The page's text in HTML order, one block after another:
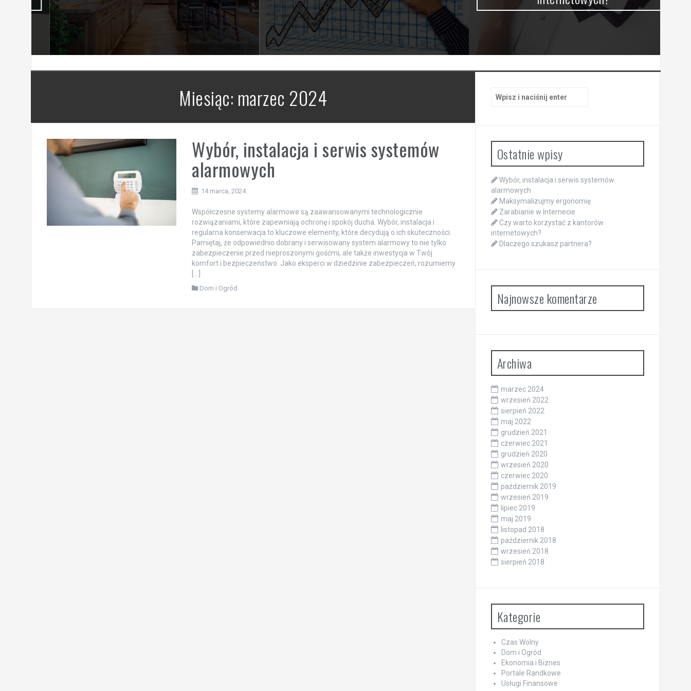
Miesiąc: marzec 2024
Wybór, instalacja i serwis systemów
alarmowych
14 marca, 2024
Współczesne systemy alarmowe są zaawansowanymi technologicznie
rozwiązaniami, które zapewniają ochronę i spokój ducha. Wybór, instalacja i
regularna konserwacja to kluczowe elementy, które decydują o ich skuteczności.
Pamiętaj, że odpowiednio dobrany i serwisowany system alarmowy to nie tylko
zabezpieczenie przed nieproszonymi gośćmi, ale także inwestycja w Twój
komfort i bezpieczeństwo. Jako eksperci w dziedzinie zabezpieczeń, rozumiemy
Dom i Ogród
Ostatnie wpisy
Wybór, instalacja i serwis systemów
alarmowych
Maksymalizujmy ergonomię
Zarabianie w Internecie
Czy warto korzystać z kantorów
internetowych?
Dlaczego szukasz partnera?
Najnowsze komentarze
Archiwa
marzec 2024
wrzesień 2022
sierpień 2022
maj 2022
grudzień 2021
czerwiec 2021
grudzień 2020
wrzesień 2020
czerwiec 2020
październik 2019
wrzesień 2019
lipiec 2019
maj 2019
listopad 2018
październik 2018
wrzesień 2018
sierpień 2018
Kategorie
Czas Wolny
Dom i Ogród
Ekonomia i Biznes
Portale Randkowe
Usługi Finansowe